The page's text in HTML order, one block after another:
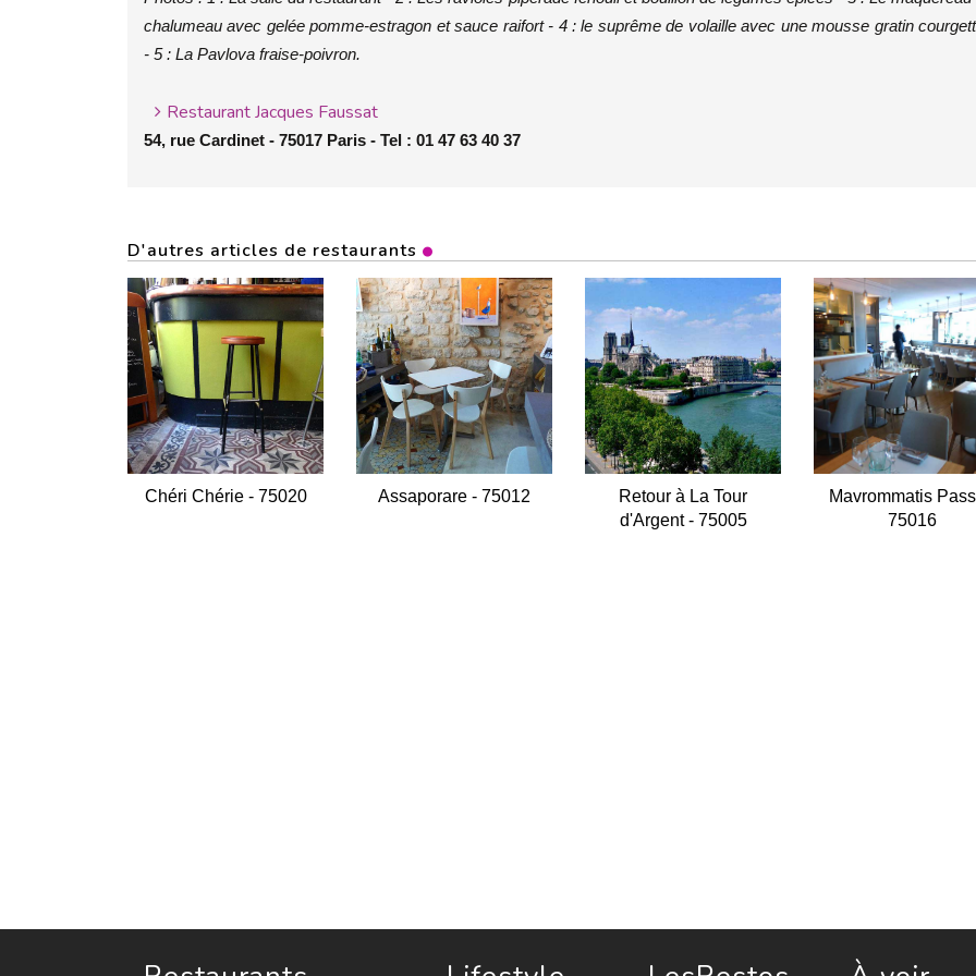
chalumeau avec gelée pomme-estragon et sauce raifort - 4 : le suprême de volaille avec une mousse gratin
- 5 : La Pavlova fraise-poivron.
Restaurant Jacques Faussat
54, rue Cardinet - 75017 Paris - Tel : 01 47 63 40 37
D'autres articles de restaurants
Chéri Chérie - 75020 Assaporare - 75012
Retour à La Tour
d'Argent - 75005
Mavrommatis
75016